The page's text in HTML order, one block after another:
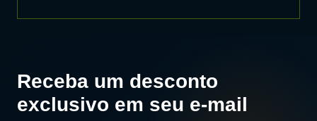
Receba um desconto
exclusivo em seu e-mail